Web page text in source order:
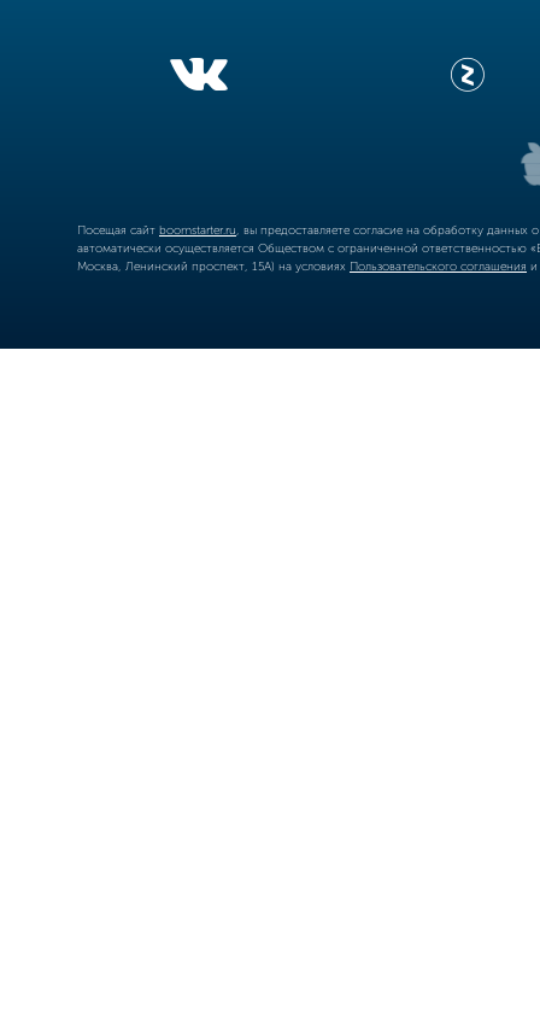
Посещая сайт boomstarter.ru , вы предоставляете согласие на обработку
автоматически осуществляется Обществом с ограниченной
Москва, Ленинский проспект, 15А) на условиях Пользовательского соглашения и